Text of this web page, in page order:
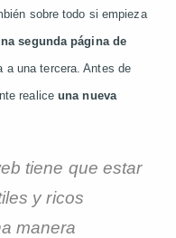
sobre todo si empieza
segunda página de
a una tercera. Antes de
realiceuna nueva
tiene que estar
y ricos
manera